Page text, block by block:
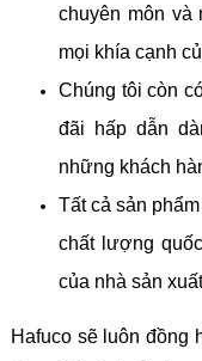
chuyên môn và
mọi khía cạnh
Chúng tôi còn
đãi hấp dẫn
những khách
Tất cả sản
chất lượng
của nhà sản
Hafuco sẽ luôn đồng